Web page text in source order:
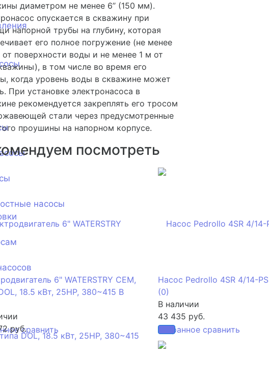
насосы
диаметром не менее 6’’ (150 мм).
опускается в скважину при
напорной трубы на глубину, которая
его полное погружение (не менее
поверхности воды и не менее 1 м от
в том числе во время его
когда уровень воды в скважине может
При установке электронасоса в
рекомендуется закреплять его тросом
стали через предусмотренные
проушины на напорном корпусе.
посмотреть
сравнить
6" WATERSTRY CEM,
18.5 кВт, 25HP, 380~415 В
руб.
избранное сравнить
Насос Pedrollo 4SR 4/14-PS
(0)
В наличии
43 435 руб.